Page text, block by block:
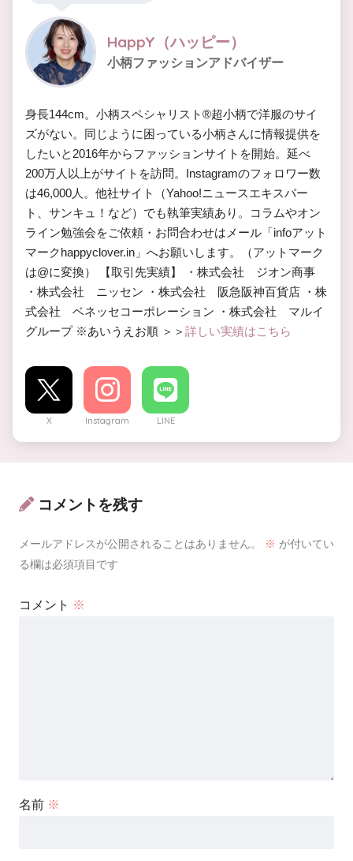
HappY（ハッピー）
小柄ファッションアドバイザー
身長144cm。小柄スペシャリスト®︎超小柄で洋服のサイ
ズがない。同じように困っている小柄さんに情報提供を
したいと2016年からファッションサイトを開始。延べ
200万人以上がサイトを訪問。Instagramのフォロワー数
は46,000人。他社サイト（Yahoo!ニュースエキスパー
ト、サンキュ！など）でも執筆実績あり。コラムやオン
ライン勉強会をご依頼・お問合わせはメール「infoアット
マークhappyclover.in」へお願いします。（アットマーク
は@に変換） 【取引先実績】 ・株式会社 ジオン商事
・株式会社 ニッセン ・株式会社 阪急阪神百貨店 ・株
式会社 ベネッセコーポレーション ・株式会社 マルイ
グループ ※あいうえお順 ＞＞ 詳しい実績はこちら
X Instagram LINE
コメントを残す
メールアドレスが公開されることはありません。 ※ が付いてい
る欄は必須項目です
コメント ※
名前 ※